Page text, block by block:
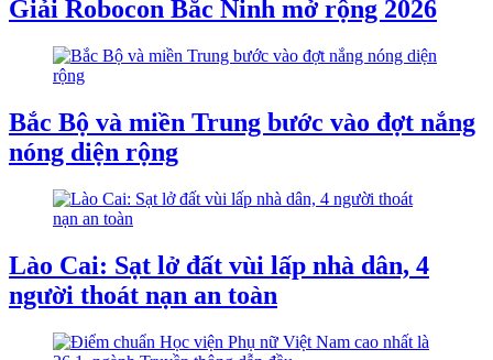
Giải Robocon Bắc Ninh mở rộng 2026
Bắc Bộ và miền Trung bước vào đợt nắng
nóng diện rộng
Lào Cai: Sạt lở đất vùi lấp nhà dân, 4
người thoát nạn an toàn